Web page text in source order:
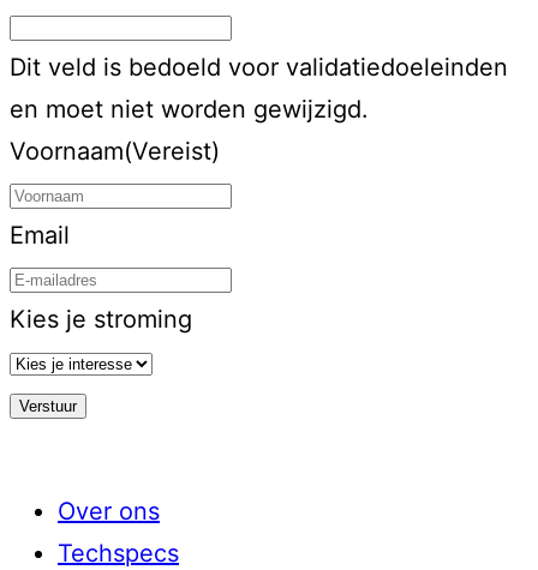
Dit veld is bedoeld voor validatiedoeleinden
en moet niet worden gewijzigd.
Voornaam(Vereist)
Email
Kies je stroming
Over ons
Techspecs